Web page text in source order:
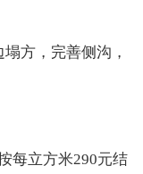
方，完善侧沟，
立方米290元结